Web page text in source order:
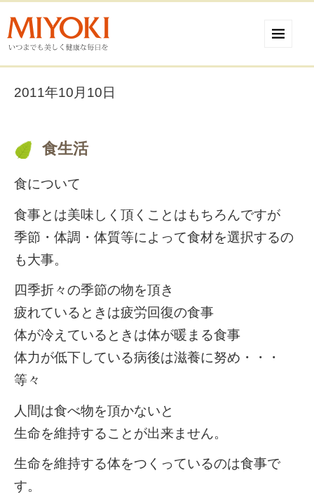
2011年10月10日
食生活
食について
食事とは美味しく頂くことはもちろんですが
季節・体調・体質等によって食材を選択するの
も大事。
四季折々の季節の物を頂き
疲れているときは疲労回復の食事
体が冷えているときは体が暖まる食事
体力が低下している病後は滋養に努め・・・
等々
人間は食べ物を頂かないと
生命を維持することが出来ません。
生命を維持する体をつくっているのは食事で
す。